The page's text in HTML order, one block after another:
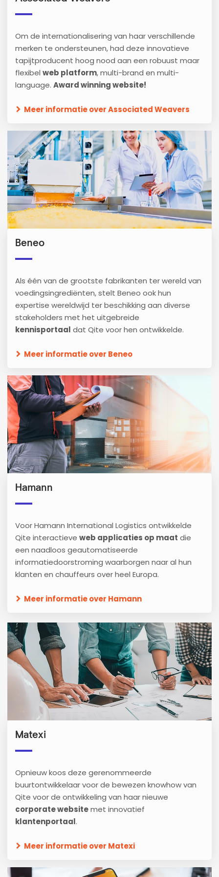
Om de internationalisering van haar verschillende
merken te ondersteunen, had deze innovatieve
tapijtproducent hoog nood aan een robuust maar
flexibel web platform, multi-brand en multi-
language. Award winning website!
Meer informatie over Associated Weavers
Beneo
Als één van de grootste fabrikanten ter wereld van
voedingsingrediënten, stelt Beneo ook hun
expertise wereldwijd ter beschikking aan diverse
stakeholders met het uitgebreide
kennisportaal dat Qite voor hen ontwikkelde.
Meer informatie over Beneo
Hamann
Voor Hamann International Logistics ontwikkelde
Qite interactieve web applicaties op maat die
een naadloos geautomatiseerde
informatiedoorstroming waarborgen naar al hun
klanten en chauffeurs over heel Europa.
Meer informatie over Hamann
Matexi
Opnieuw koos deze gerenommeerde
buurtontwikkelaar voor de bewezen knowhow van
Qite voor de ontwikkeling van haar nieuwe
corporate websitemet innovatief
klantenportaal.
Meer informatie over Matexi